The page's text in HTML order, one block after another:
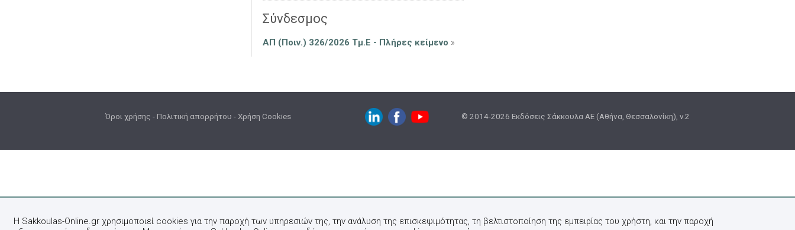
Σύνδεσμος
ΑΠ (Ποιν.) 326/2026 Τμ.Ε - Πλήρες κείμενο »
Όροι χρήσης -Πολιτική απορρήτου -Χρήση Cookies © 2014-2026 Εκδόσεις Σάκκουλα ΑΕ (Αθήνα, Θεσσαλονίκη), v.2
Η Sakkoulas-Online.gr χρησιμοποιεί cookies για την παροχή των υπηρεσιών της, την ανάλυση της επισκεψιμότητας, τη βελτιστοποίηση της εμπειρίας του χρήστη, και την παροχή